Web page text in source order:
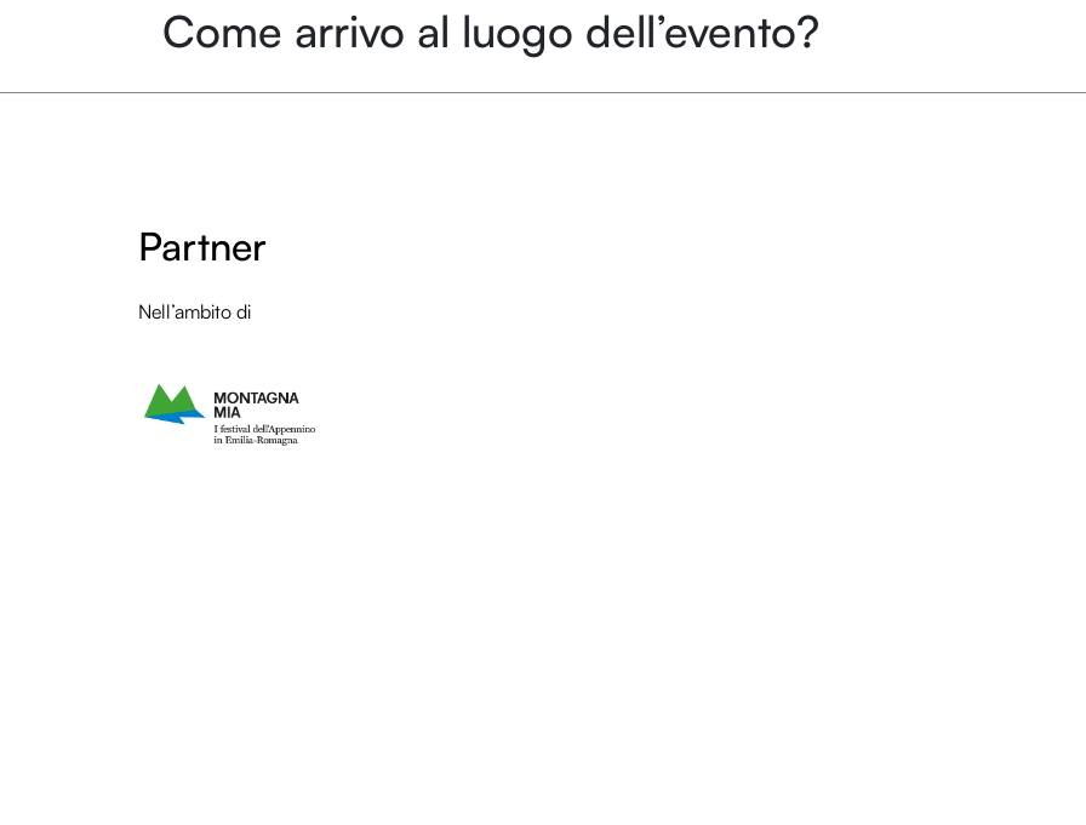
Come arrivo al luogo dell’evento?
Partner
Nell’ambito di